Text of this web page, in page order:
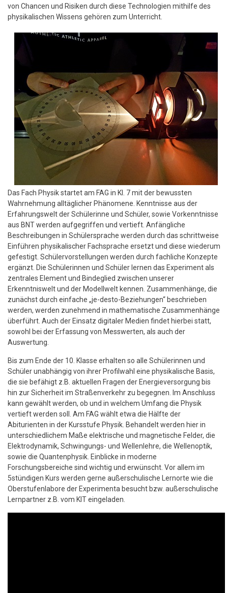
von Chancen und Risiken durch diese Technologien mithilfe des
physikalischen Wissens gehören zum Unterricht.
Das Fach Physik startet am FAG in Kl. 7 mit der bewussten
Wahrnehmung alltäglicher Phänomene. Kenntnisse aus der
Erfahrungswelt der Schülerinne und Schüler, sowie Vorkenntnisse
aus BNT werden aufgegriffen und vertieft. Anfängliche
Beschreibungen in Schülersprache werden durch das schrittweise
Einführen physikalischer Fachsprache ersetzt und diese wiederum
gefestigt. Schülervorstellungen werden durch fachliche Konzepte
ergänzt. Die Schülerinnen und Schüler lernen das Experiment als
zentrales Element und Bindeglied zwischen unserer
Erkenntniswelt und der Modellwelt kennen. Zusammenhänge, die
zunächst durch einfache „je-desto-Beziehungen“ beschrieben
werden, werden zunehmend in mathematische Zusammenhänge
überführt. Auch der Einsatz digitaler Medien findet hierbei statt,
sowohl bei der Erfassung von Messwerten, als auch der
Auswertung.
Bis zum Ende der 10. Klasse erhalten so alle Schülerinnen und
Schüler unabhängig von ihrer Profilwahl eine physikalische Basis,
die sie befähigt z.B. aktuellen Fragen der Energieversorgung bis
hin zur Sicherheit im Straßenverkehr zu begegnen. Im Anschluss
kann gewählt werden, ob und in welchem Umfang die Physik
vertieft werden soll. Am FAG wählt etwa die Hälfte der
Abiturienten in der Kursstufe Physik. Behandelt werden hier in
unterschiedlichem Maße elektrische und magnetische Felder, die
Elektrodynamik, Schwingungs- und Wellenlehre, die Wellenoptik,
sowie die Quantenphysik. Einblicke in moderne
Forschungsbereiche sind wichtig und erwünscht. Vor allem im
5stündigen Kurs werden gerne außerschulische Lernorte wie die
Oberstufenlabore der Experimenta besucht bzw. außerschulische
Lernpartner z.B. vom KIT eingeladen.